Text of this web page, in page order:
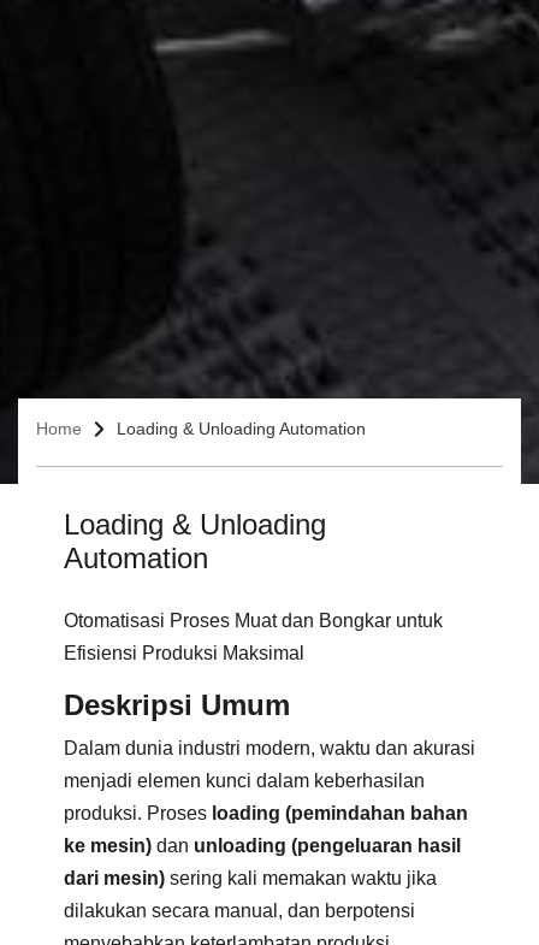
Home Loading & Unloading Automation
Loading & Unloading
Automation
Otomatisasi Proses Muat dan Bongkar untuk
Efisiensi Produksi Maksimal
Deskripsi Umum
Dalam dunia industri modern, waktu dan akurasi
menjadi elemen kunci dalam keberhasilan
produksi. Proses loading (pemindahan bahan
ke mesin) dan unloading (pengeluaran hasil
dari mesin) sering kali memakan waktu jika
dilakukan secara manual, dan berpotensi